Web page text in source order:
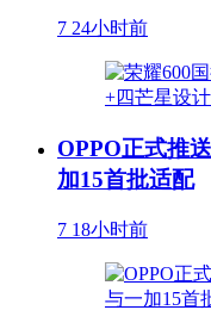
7 24小时前
OPPO正式推
加15首批适配
7 18小时前